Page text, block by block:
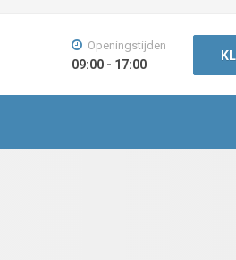
Openingstijden
09:00 - 17:00